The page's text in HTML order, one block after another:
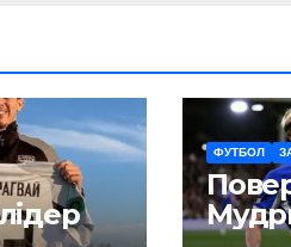
ФУТБОЛ